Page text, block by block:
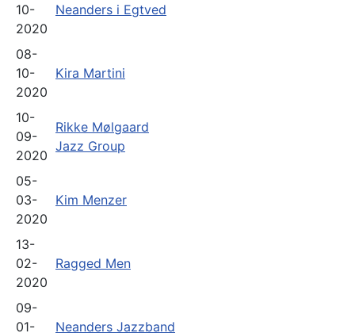
10-
2020
Neanders i Egtved
08-
10-
2020
Kira Martini
10-
09-
2020
Rikke Mølgaard
Jazz Group
05-
03-
2020
Kim Menzer
13-
02-
2020
Ragged Men
09-
01-
Neanders Jazzband